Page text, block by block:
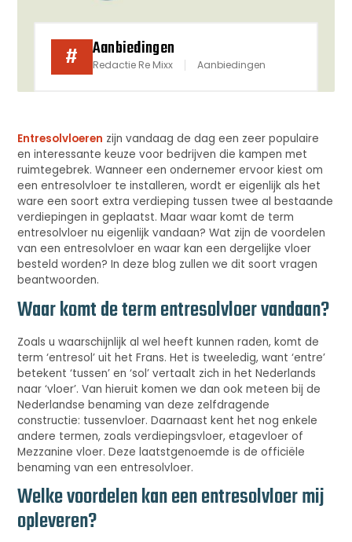
# Aanbiedingen
Redactie Re Mixx Aanbiedingen
Entresolvloeren zijn vandaag de dag een zeer populaire
en interessante keuze voor bedrijven die kampen met
ruimtegebrek. Wanneer een ondernemer ervoor kiest om
een entresolvloer te installeren, wordt er eigenlijk als het
ware een soort extra verdieping tussen twee al bestaande
verdiepingen in geplaatst. Maar waar komt de term
entresolvloer nu eigenlijk vandaan? Wat zijn de voordelen
van een entresolvloer en waar kan een dergelijke vloer
besteld worden? In deze blog zullen we dit soort vragen
beantwoorden.
Waar komt de term entresolvloer vandaan?
Zoals u waarschijnlijk al wel heeft kunnen raden, komt de
term ‘entresol’ uit het Frans. Het is tweeledig, want ‘entre’
betekent ‘tussen’ en ‘sol’ vertaalt zich in het Nederlands
naar ‘vloer’. Van hieruit komen we dan ook meteen bij de
Nederlandse benaming van deze zelfdragende
constructie: tussenvloer. Daarnaast kent het nog enkele
andere termen, zoals verdiepingsvloer, etagevloer of
Mezzanine vloer. Deze laatstgenoemde is de officiële
benaming van een entresolvloer.
Welke voordelen kan een entresolvloer mij
opleveren?